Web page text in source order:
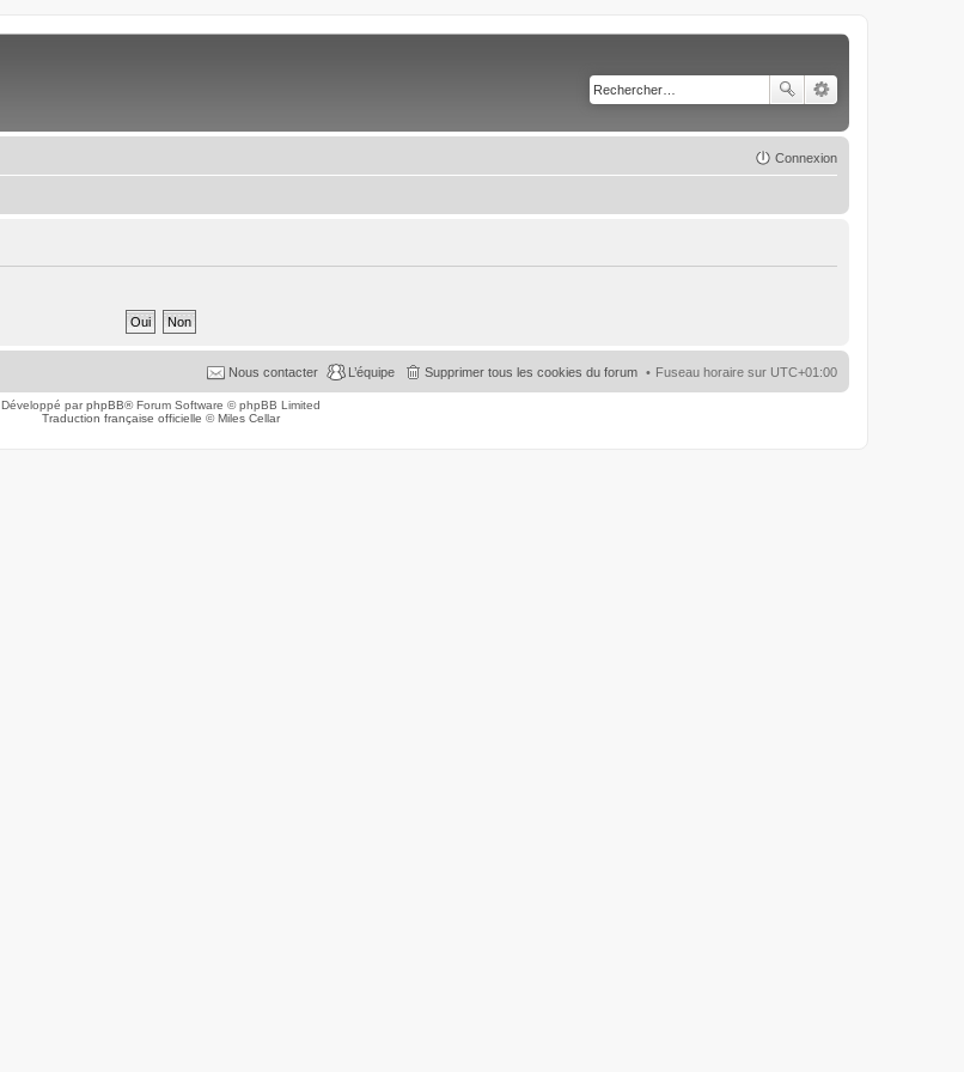
Connexion
Fuseau horaire sur UTC+01:00
Supprimer tous les cookies du forum
L’équipe
Nous contacter
Développé parphpBB® Forum Software © phpBB Limited
Traduction française officielle ©Miles Cellar